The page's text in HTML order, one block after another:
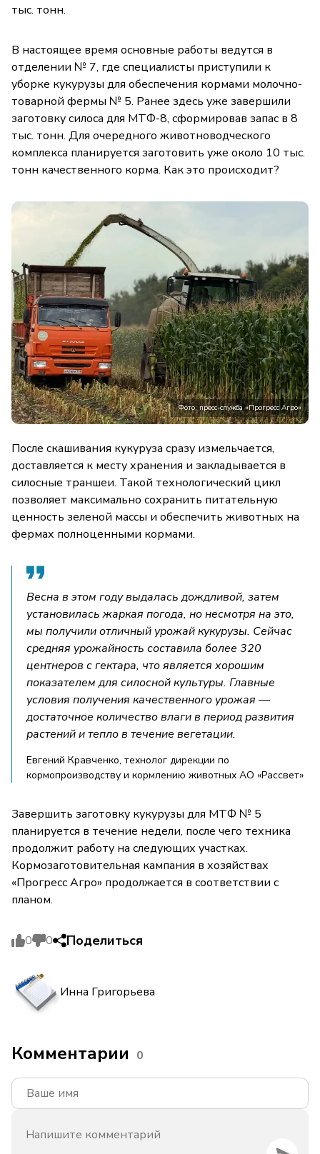
тыс. тонн.
В настоящее время основные работы ведутся в
отделении № 7, где специалисты приступили к
уборке кукурузы для обеспечения кормами молочно-
товарной фермы № 5. Ранее здесь уже завершили
заготовку силоса для МТФ-8, сформировав запас в 8
тыс. тонн. Для очередного животноводческого
комплекса планируется заготовить уже около 10 тыс.
тонн качественного корма. Как это происходит?
Фото: пресс-служба «Прогресс Агро»
После скашивания кукуруза сразу измельчается,
доставляется к месту хранения и закладывается в
силосные траншеи. Такой технологический цикл
позволяет максимально сохранить питательную
ценность зеленой массы и обеспечить животных на
фермах полноценными кормами.
Весна в этом году выдалась дождливой, затем
установилась жаркая погода, но несмотря на это,
мы получили отличный урожай кукурузы. Сейчас
средняя урожайность составила более 320
центнеров с гектара, что является хорошим
показателем для силосной культуры. Главные
условия получения качественного урожая —
достаточное количество влаги в период развития
растений и тепло в течение вегетации.
Евгений Кравченко, технолог дирекции по
кормопроизводству и кормлению животных АО «Рассвет»
Завершить заготовку кукурузы для МТФ № 5
планируется в течение недели, после чего техника
продолжит работу на следующих участках.
Кормозаготовительная кампания в хозяйствах
«Прогресс Агро» продолжается в соответствии с
планом.
0 0 Поделиться
Инна Григорьева
Комментарии 0